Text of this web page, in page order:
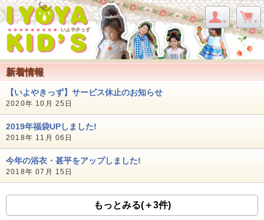
新着情報
【いよやきっず】サービス休止のお知らせ
2020年 10月 25日
2019年福袋UPしました!
2018年 11月 06日
今年の浴衣・甚平をアップしました!
2018年 07月 15日
もっとみる(＋3件)